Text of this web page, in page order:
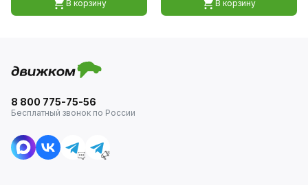
В корзину В корзину
8 800 775-75-56
Бесплатный звонок по России